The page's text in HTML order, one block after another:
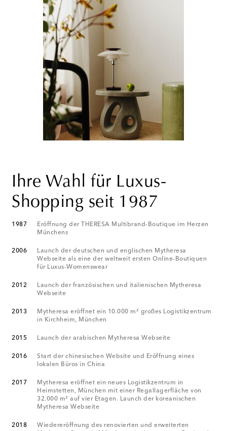
Ihre Wahl für Luxus-
Shopping seit 1987
1987
Eröffnung der THERESA Multibrand-Boutique im Herzen
Münchens
2006
Launch der deutschen und englischen Mytheresa
Webseite als eine der weltweit ersten Online-Boutiquen
für Luxus-Womenswear
2012
Launch der französischen und italienischen Mytheresa
Webseite
2013
Mytheresa eröffnet ein 10.000 m² großes Logistikzentrum
in Kirchheim, München
2015 Launch der arabischen Mytheresa Webseite
2016
Start der chinesischen Website und Eröffnung eines
lokalen Büros in China
2017
Mytheresa eröffnet ein neues Logistikzentrum in
Heimstetten, München mit einer Regallagerfläche von
32.000 m² auf vier Etagen. Launch der koreanischen
Mytheresa Webseite
2018
Wiedereröffnung des renovierten und erweiterten